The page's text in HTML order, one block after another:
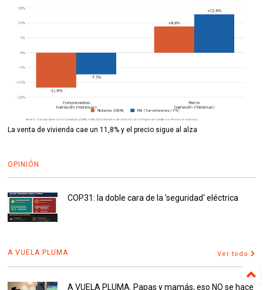
La venta de vivienda cae un 11,8% y el precio sigue al alza
OPINIÓN
COP31: la doble cara de la 'seguridad' eléctrica
A VUELA PLUMA Ver todo
A VUELA PLUMA. Papas y mamás, eso NO se hace